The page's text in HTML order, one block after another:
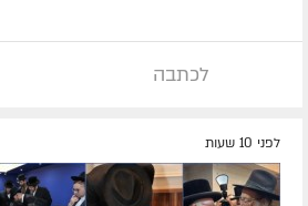
לכתבה
לפני 10 שעות